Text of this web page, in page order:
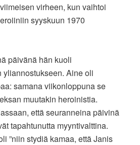
virheen, kun vaihtoi
syyskuun 1970
päivänä hän kuoli
Aine oli
samana viikonloppuna se
muutakin heroinistia.
että seuranneina päivinä
tapahtunutta myyntivalttina.
”niin stydiä kamaa, että Janis